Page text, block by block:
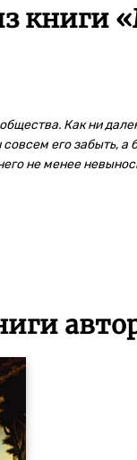
книги
Как ни
его забыть, а
не менее